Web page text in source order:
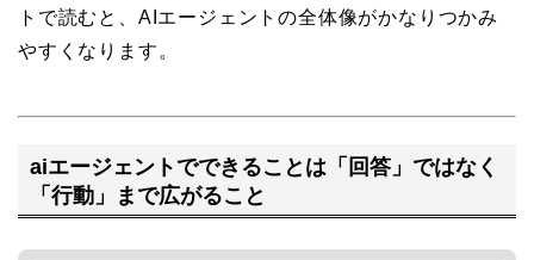
トで読むと、AIエージェントの全体像がかなりつかみ
やすくなります。
aiエージェントでできることは「回答」ではなく
「行動」まで広がること